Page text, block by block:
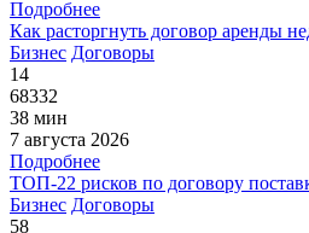
Подробнее
Как расторгнуть договор аренды
Бизнес Договоры
14
68332
38 мин
7 августа 2026
Подробнее
ТОП-22 рисков по договору
Бизнес Договоры
58